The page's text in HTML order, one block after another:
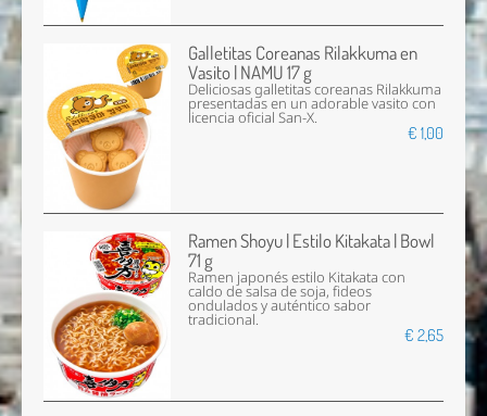
Galletitas Coreanas Rilakkuma en
Vasito | NAMU 17 g
Deliciosas galletitas coreanas Rilakkuma
presentadas en un adorable vasito con
licencia oficial San-X.
€ 1,00
Ramen Shoyu | Estilo Kitakata | Bowl
71 g
Ramen japonés estilo Kitakata con
caldo de salsa de soja, fideos
ondulados y auténtico sabor
tradicional.
€ 2,65